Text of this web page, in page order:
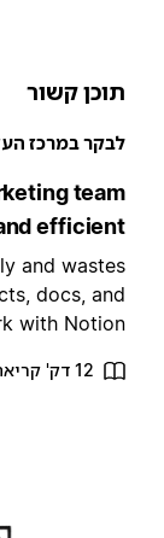
קשור
במרכז העזרה
and
and
docs,
work with
12 דק' קריאה